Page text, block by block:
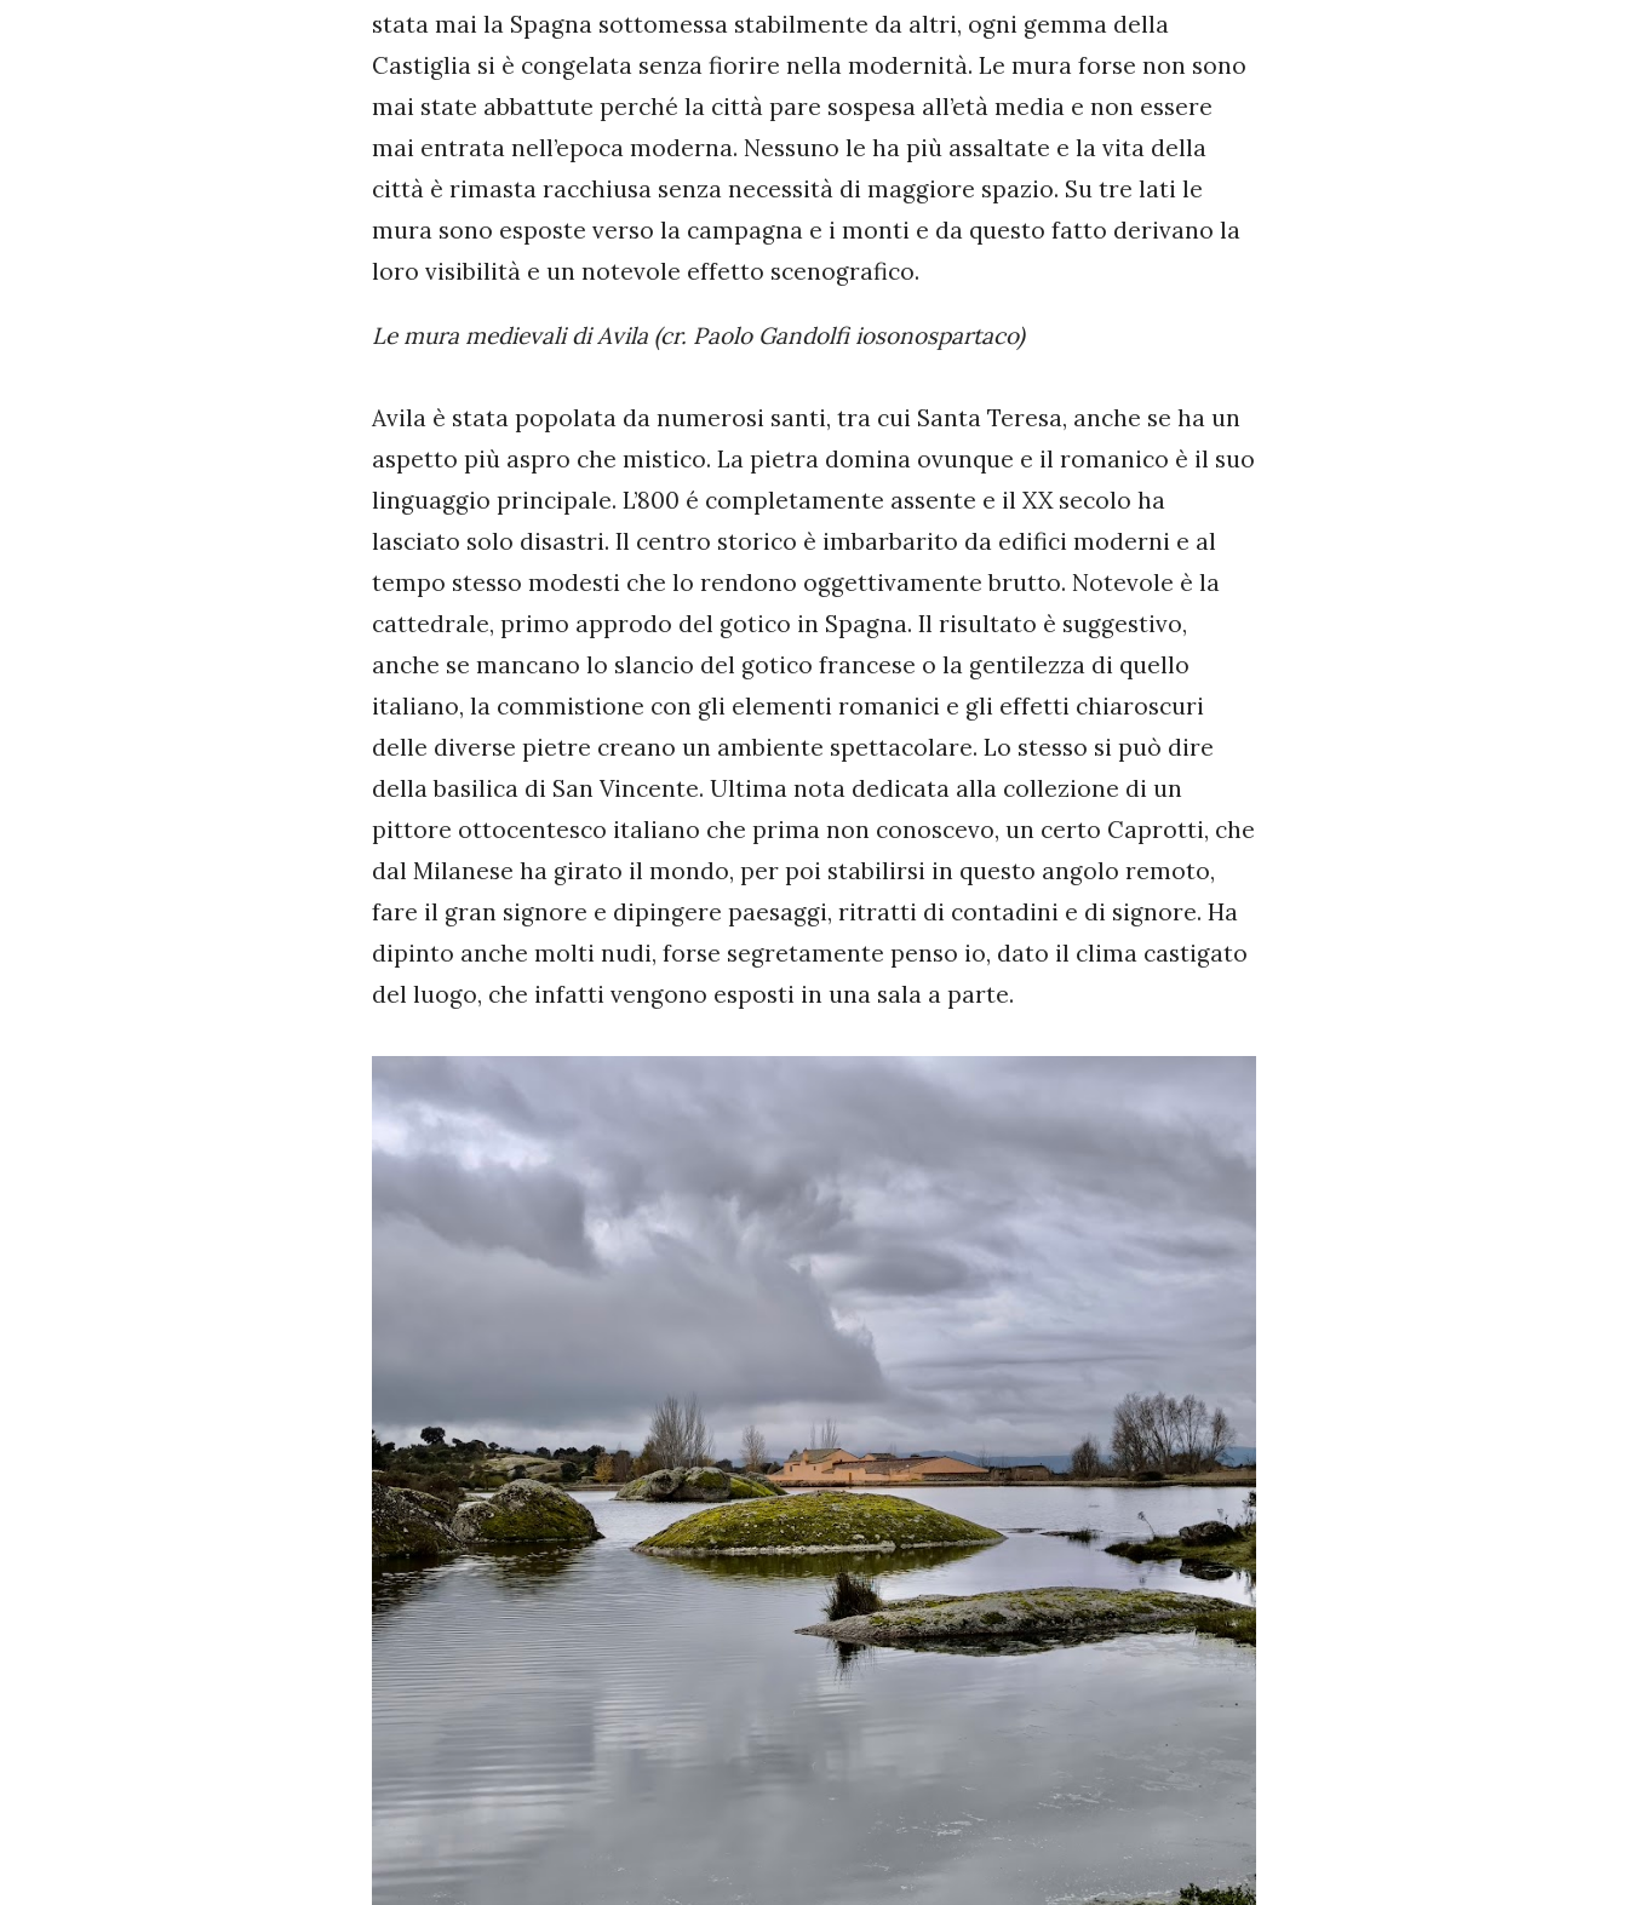
stata mai la Spagna sottomessa stabilmente da altri, ogni gemma della
Castiglia si è congelata senza fiorire nella modernità. Le mura forse non sono
mai state abbattute perché la città pare sospesa all’età media e non essere
mai entrata nell’epoca moderna. Nessuno le ha più assaltate e la vita della
città è rimasta racchiusa senza necessità di maggiore spazio. Su tre lati le
mura sono esposte verso la campagna e i monti e da questo fatto derivano la
loro visibilità e un notevole effetto scenografico.
Le mura medievali di Avila (cr. Paolo Gandolfi iosonospartaco)
Avila è stata popolata da numerosi santi, tra cui Santa Teresa, anche se ha un
aspetto più aspro che mistico. La pietra domina ovunque e il romanico è il suo
linguaggio principale. L’800 é completamente assente e il XX secolo ha
lasciato solo disastri. Il centro storico è imbarbarito da edifici moderni e al
tempo stesso modesti che lo rendono oggettivamente brutto. Notevole è la
cattedrale, primo approdo del gotico in Spagna. Il risultato è suggestivo,
anche se mancano lo slancio del gotico francese o la gentilezza di quello
italiano, la commistione con gli elementi romanici e gli effetti chiaroscuri
delle diverse pietre creano un ambiente spettacolare. Lo stesso si può dire
della basilica di San Vincente. Ultima nota dedicata alla collezione di un
pittore ottocentesco italiano che prima non conoscevo, un certo Caprotti, che
dal Milanese ha girato il mondo, per poi stabilirsi in questo angolo remoto,
fare il gran signore e dipingere paesaggi, ritratti di contadini e di signore. Ha
dipinto anche molti nudi, forse segretamente penso io, dato il clima castigato
del luogo, che infatti vengono esposti in una sala a parte.